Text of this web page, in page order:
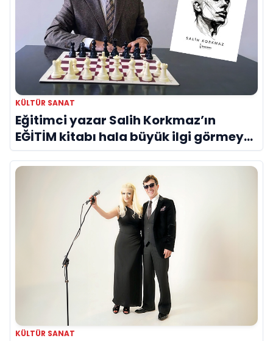
KÜLTÜR SANAT
Eğitimci yazar Salih Korkmaz’ın
EĞİTİM kitabı hala büyük ilgi görmeye
devam ediyor
KÜLTÜR SANAT